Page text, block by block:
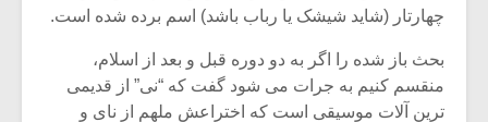
چهارتار (شاید شیشک یا رباب باشد) اسم برده شده است.
بحث باز شده را اگر به دو دوره قبل و بعد از اسلام،
منقسم کنیم به جرات می شود گفت که “نی” از قدیمی
ترین آلات موسیقی است که اختراعش ملهم از نای و